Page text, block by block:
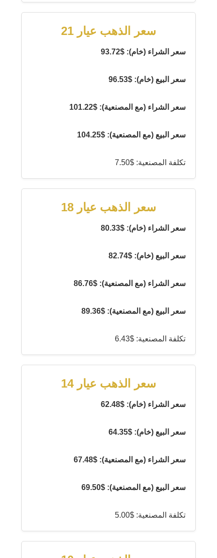
سعر الذهب عيار 21
سعر الشراء (خام): $93.72
سعر البيع (خام): $96.53
سعر الشراء (مع المصنعية): $101.22
سعر البيع (مع المصنعية): $104.25
تكلفة المصنعية: $7.50
سعر الذهب عيار 18
سعر الشراء (خام): $80.33
سعر البيع (خام): $82.74
سعر الشراء (مع المصنعية): $86.76
سعر البيع (مع المصنعية): $89.36
تكلفة المصنعية: $6.43
سعر الذهب عيار 14
سعر الشراء (خام): $62.48
سعر البيع (خام): $64.35
سعر الشراء (مع المصنعية): $67.48
سعر البيع (مع المصنعية): $69.50
تكلفة المصنعية: $5.00